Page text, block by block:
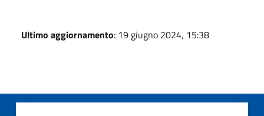
Ultimo aggiornamento: 19 giugno 2024, 15:38